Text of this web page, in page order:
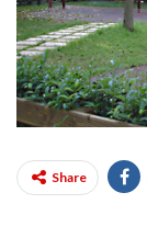
Share